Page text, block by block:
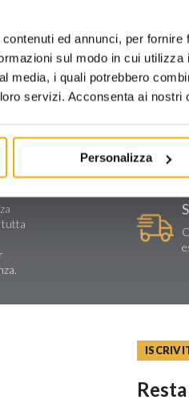
ed annunci, per
sul modo in cui
media, i quali potrebbero
servizi. Acconsenta ai
Personalizza
tutta